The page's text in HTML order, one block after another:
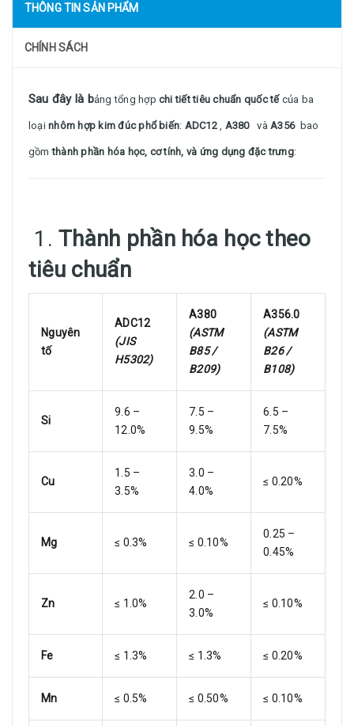
THÔNG TIN SẢN PHẨM
CHÍNH SÁCH
Sau đây là bảng tổng hợpchi tiết tiêu chuẩn quốc tếcủa ba
loạinhôm hợp kim đúc phổ biến: ADC12, A380 vàA356 bao
gồmthành phần hóa học, cơ tính, và ứng dụng đặc trưng:
1.Thành phần hóa học theo
tiêu chuẩn
Nguyên
tố
ADC12
(JIS
H5302)
A380
(ASTM
B85 /
B209)
A356.0
(ASTM
B26 /
B108)
Si
9.6 –
12.0%
7.5 –
9.5%
6.5 –
7.5%
Cu
1.5 –
3.5%
3.0 –
4.0%
≤ 0.20%
Mg ≤ 0.3% ≤ 0.10%
0.25 –
0.45%
Zn ≤ 1.0%
2.0 –
3.0%
≤ 0.10%
Fe ≤ 1.3% ≤ 1.3% ≤ 0.20%
Mn ≤ 0.5% ≤ 0.50% ≤ 0.10%